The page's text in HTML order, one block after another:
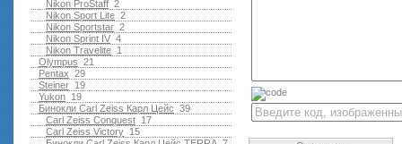
2
Nikon ProStaff
2
Nikon Sport Lite
2
Nikon Sportstar
4
Nikon Sprint IV
1
Nikon Travelite
21
Olympus
29
Pentax
19
Steiner
19
Yukon
39
Бинокли Carl Zeiss Карл Цейс
17
Carl Zeiss Conquest
15
Carl Zeiss Victory